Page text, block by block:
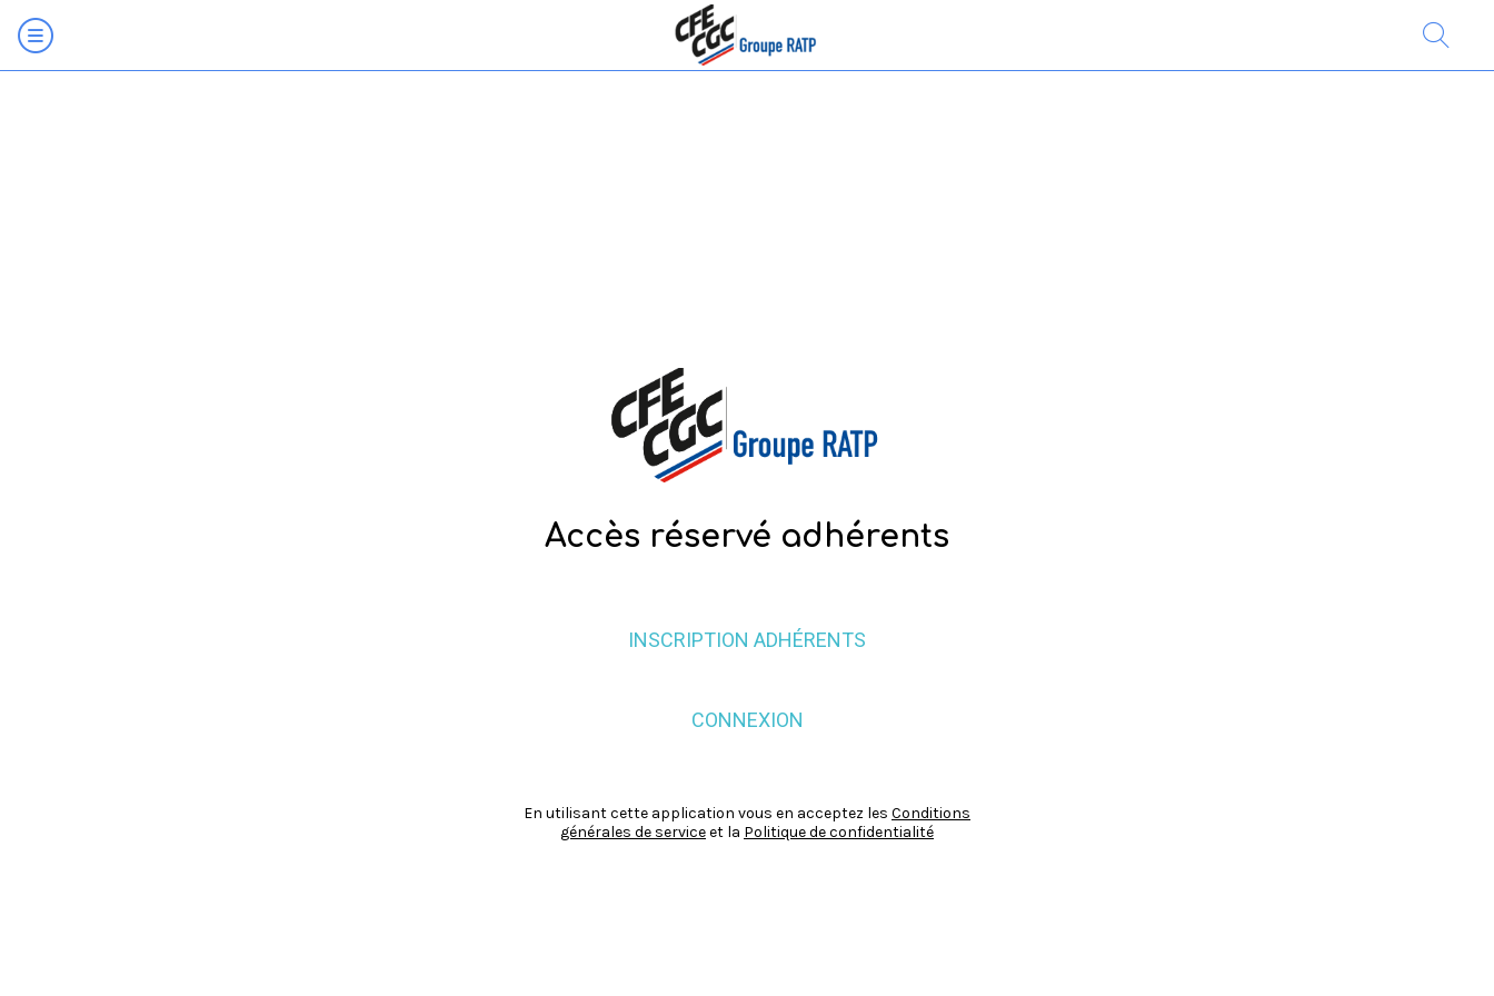
Accès réservé adhérents
INSCRIPTION ADHÉRENTS
CONNEXION
En utilisant cette application vous en acceptez les Conditions
générales de serviceet la Politique de confidentialité